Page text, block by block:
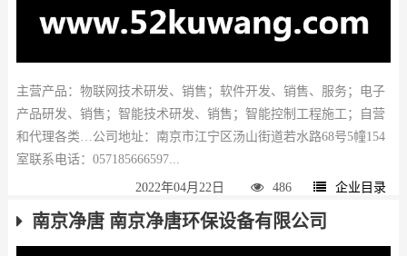
主营产品：物联网技术研发、销售；软件开发、销售、服务；电子
产品研发、销售；智能技术研发、销售；智能控制工程施工；自营
和代理各类…公司地址：南京市江宁区汤山街道若水路68号5幢154
室联系电话：057185666597...
2022年04月22日 486 企业目录
南京净唐 南京净唐环保设备有限公司